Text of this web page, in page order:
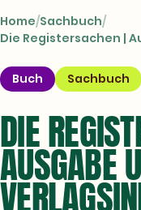
Home Sachbuch
Die Registersachen |
Buch Sachbuch
DIE
AUSGABE